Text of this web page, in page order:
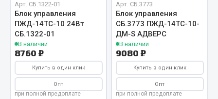
Система питания
Система выпуска газа
Система охлаждения
Сцепление
Коробка передач
Коробка передач ZF
Показать ещё
Арт. СБ.1322-01
Блок управления
ПЖД-14ТС-10 24Вт
СБ.1322-01
В наличии
8760 ₽
Купить в один клик
Опт
при полной предоплате
Арт. СБ.3773
Блок управления
СБ.3773 ПЖД-14ТС-10-
ДМ-S АДВЕРС
В наличии
9080 ₽
Купить в один клик
Опт
при полной предоплате